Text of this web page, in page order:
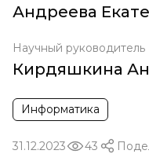
Андреева
Научный руководитель
Кирдяшкина
Информатика
31.12.2023 43